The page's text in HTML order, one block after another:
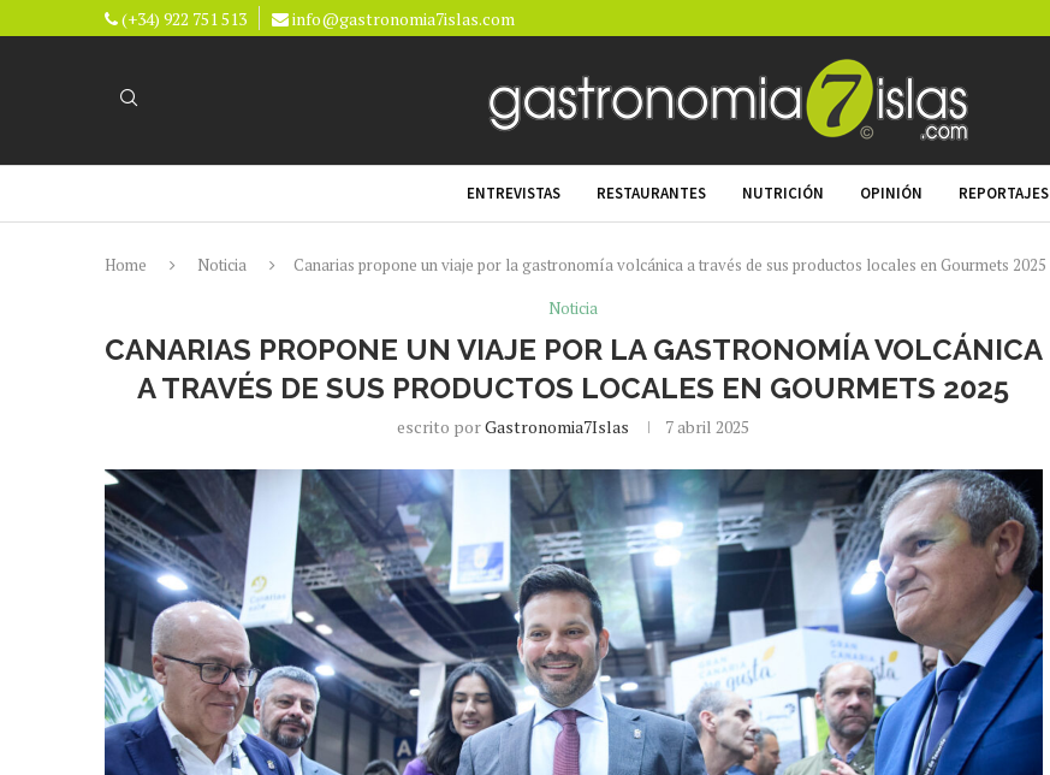
(+34) 922 751 513 info@gastronomia7islas.com
ENTREVISTAS RESTAURANTES NUTRICIÓN OPINIÓN REPORTAJES
Home Noticia
Canarias propone un viaje por la gastronomía volcánica a través de sus productos locales en Gourmets 2025
Noticia
CANARIAS PROPONE UN VIAJE POR LA GASTRONOMÍA VOLCÁNICA
A TRAVÉS DE SUS PRODUCTOS LOCALES EN GOURMETS 2025
escrito porGastronomia7Islas 7 abril 2025